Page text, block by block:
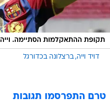
תקופת ההתאקלמות הסתיימה. וייה
דויד וייה ברצלונה בכדורגל
טרם התפרסמו תגובות